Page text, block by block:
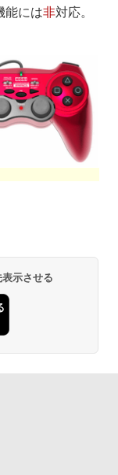
能には非対応。
示させる